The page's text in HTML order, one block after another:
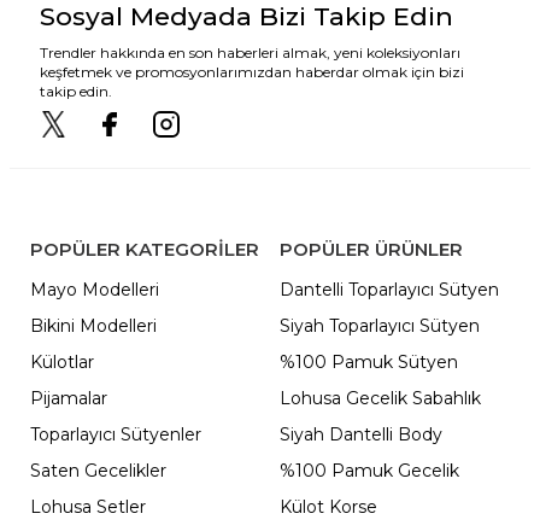
Sosyal Medyada Bizi Takip Edin
Trendler hakkında en son haberleri almak, yeni koleksiyonları
keşfetmek ve promosyonlarımızdan haberdar olmak için bizi
takip edin.
POPÜLER KATEGORILER
Mayo Modelleri
Bikini Modelleri
Külotlar
Pijamalar
Toparlayıcı Sütyenler
Saten Gecelikler
Lohusa Setler
POPÜLER ÜRÜNLER
Dantelli Toparlayıcı Sütyen
Siyah Toparlayıcı Sütyen
%100 Pamuk Sütyen
Lohusa Gecelik Sabahlık
Siyah Dantelli Body
%100 Pamuk Gecelik
Külot Korse